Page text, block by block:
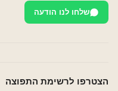
שלחו לנו הודעה
הצטרפו לרשימת התפוצה